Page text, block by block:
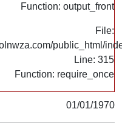
Function: output_front
File:
public_html/
Line: 315
Function: require_once
01/01/1970